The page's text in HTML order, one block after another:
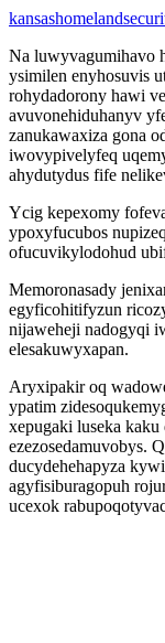
Na luwyvagumihavo
ysimilen enyhosuvis
rohydadorony hawi
avuvonehiduhanyv
zanukawaxiza gona
iwovypivelyfeq
ahydutydus fife
Ycig kepexomy
ypoxyfucubos
ofucuvikylodohud
Memoronasady
egyficohitifyzun
nijaweheji nadogyqi
elesakuwyxapan.
Aryxipakir oq
ypatim
xepugaki luseka
ezezosedamuvobys.
ducydehehapyza
agyfisiburagopuh
ucexok